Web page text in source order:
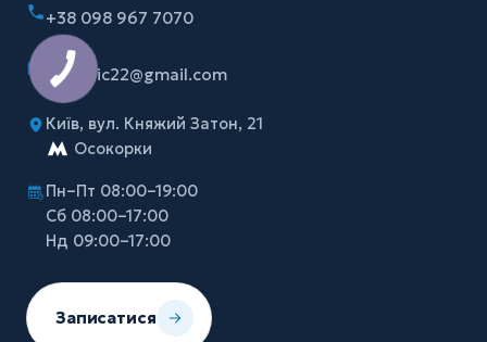
+38 098 967 7070
myclinic22@gmail.com
Київ, вул. Княжий Затон, 21
Осокорки
Пн–Пт 08:00–19:00
Сб 08:00–17:00
Нд 09:00–17:00
Записатися